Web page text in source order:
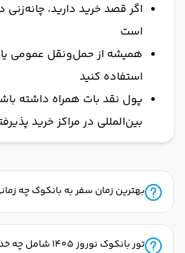
اگر قصد خرید دارید، چانه‌زنی
است
همیشه از حمل‌ونقل عمومی
استفاده کنید
پول نقد بات همراه داشته
بین‌المللی در مراکز خرید
بهترین زمان سفر به بانکوک چه
تور بانکوک نوروز ۱۴۰۵ شامل چه خدماتی است؟